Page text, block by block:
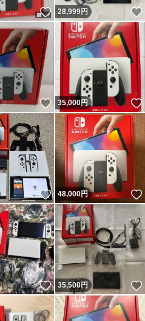
いいね！
28,999円
いいね！
35,000円
いいね！
48,000円
いいね！
35,500円